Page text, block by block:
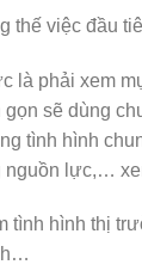
thế việc đầu
là phải xem
sẽ dùng
tình hình
nguồn lực,…
tình hình thị